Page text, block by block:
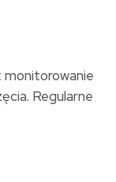
monitorowanie
Regularne